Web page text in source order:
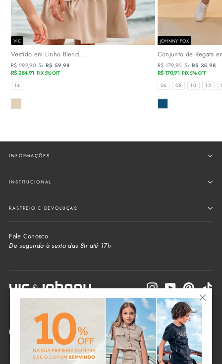
VIC
Vestido em Linho Blend...
R$ 299,90 5x R$ 59,98
R$ 284,91 PIX 5% OFF
TAMANHOS
14
COR
JOHNNY FOX
Conjunto de Regata
R$ 179,90 5x R$ 35,98
R$ 170,91 PIX 5% OFF
TAMANHOS
06 08 10 12
COR
INFORMAÇÕES
INSTITUCIONAL
RASTREIO E DEVOLUÇÃO
Fale Conosco
De segunda à sexta das 8h até 17h
InstagramYouTubePinterest
Informe seu e-mail e receba as novidades da loja
Enviar